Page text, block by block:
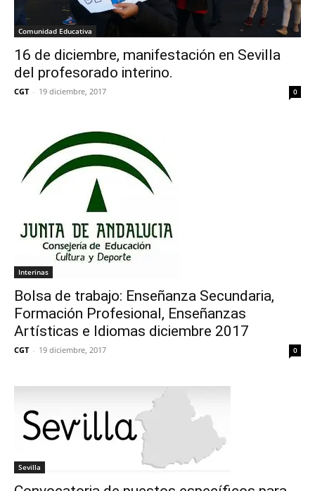
Comunidad Educativa
16 de diciembre, manifestación en Sevilla
del profesorado interino.
CGT - 19 diciembre, 2017 0
Interinas
Bolsa de trabajo: Enseñanza Secundaria,
Formación Profesional, Enseñanzas
Artísticas e Idiomas diciembre 2017
CGT - 19 diciembre, 2017 0
Sevilla